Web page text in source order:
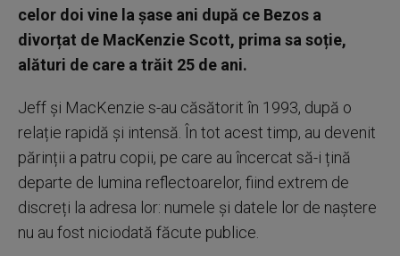
celor doi vine la șase ani după ce Bezos a
divorțat de MacKenzie Scott, prima sa soție,
alături de care a trăit 25 de ani.
Jeff și MacKenzie s-au căsătorit în 1993, după o
relație rapidă și intensă. În tot acest timp, au devenit
părinții a patru copii, pe care au încercat să-i țină
departe de lumina reflectoarelor, fiind extrem de
discreți la adresa lor: numele și datele lor de naștere
nu au fost niciodată făcute publice.